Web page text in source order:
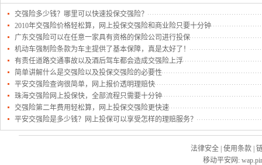
交强险多少钱？哪里可以快速投保交强险？
2010年交强险价格轻松算，网上投保交强险和商业险只要十分钟
广东交强险可以在任意一家具有资格的保险公司进行投保
机动车强制险条款为车主提供了基本保障，真是太好了！
有责任道路交通事故以及酒后驾车都会造成交强险上浮
简单讲解什么是交强险以及投保交强险的必要性
平安交强险查询很简单，网上报价透明理赔快
珠海交强险网上投保快，全部流程只需要十分钟
交强险第二年费用轻松算，网上投保交强险更快速
平安交强险是多少钱？网上投保可以享受怎样的理赔服务？
法律安全 使用条款
移动平安网 :